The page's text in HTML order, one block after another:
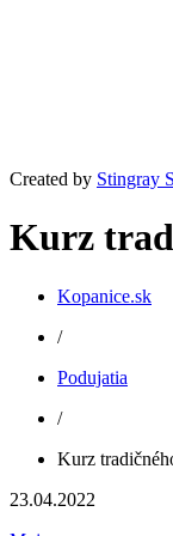
Created by Stingray
Kurz
Kopanice.sk
/
Podujatia
/
Kurz
23.04.2022